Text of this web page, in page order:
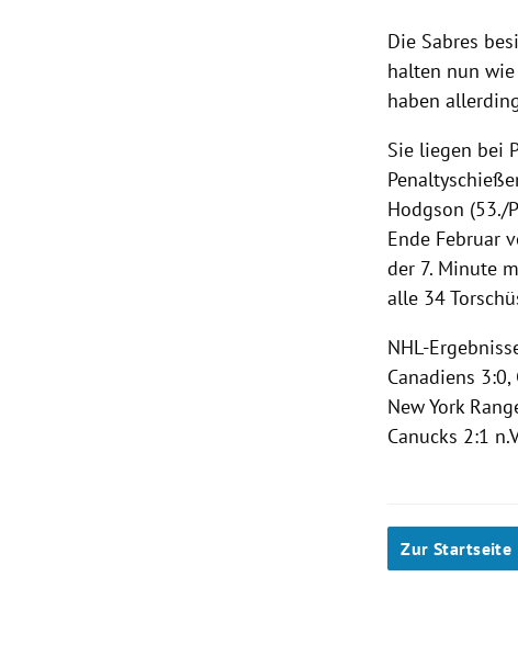
Die Sabres
halten nun
haben
Sie liegen bei
Hodgson (53./
Ende Februar
der 7. Minute
alle 34
NHL-
Canadiens 3:0,
New York
Canucks 2:1
Zur Startseite